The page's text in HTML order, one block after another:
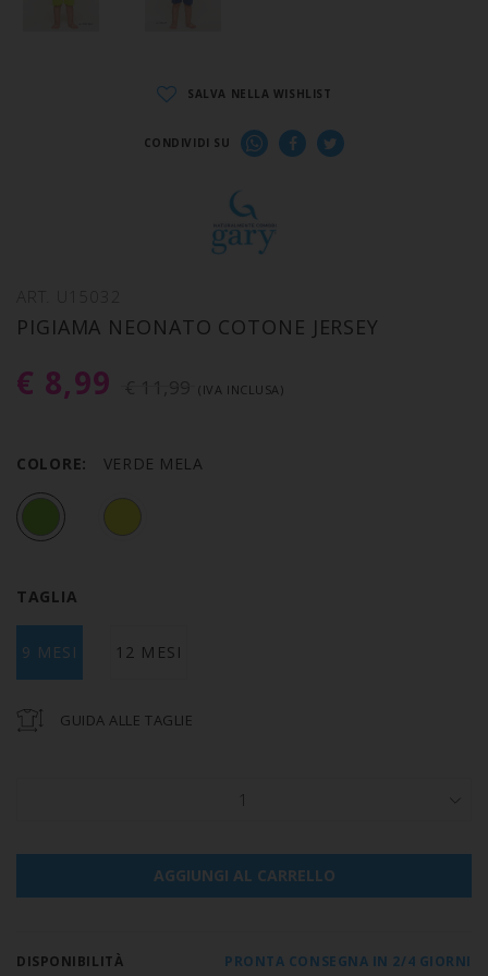
SALVA NELLA WISHLIST
CONDIVIDI SU
PIGIAMA NEONATO COTONE JERSEY
€ 8,99 (IVA INCLUSA)
COLORE: VERDE MELA
TAGLIA
9 MESI 12 MESI
GUIDA ALLE TAGLIE
1
AGGIUNGI AL CARRELLO
DISPONIBILITÀ PRONTA CONSEGNA IN 2/4 GIORNI